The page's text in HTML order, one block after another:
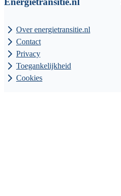
Over energietransitie.nl
Contact
Privacy
Toegankelijkheid
Cookies